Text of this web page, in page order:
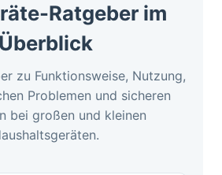
Ratgeber im
Überblick
zu Funktionsweise, Nutzung,
Problemen und sicheren
bei großen und kleinen